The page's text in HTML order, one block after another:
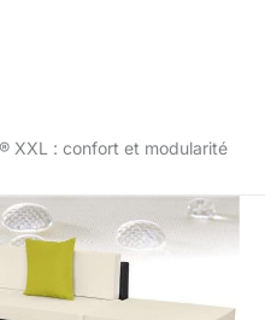
XXL : confort et modularité